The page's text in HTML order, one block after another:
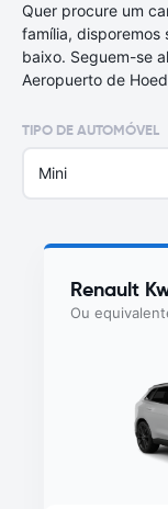
Quer procure um
família, disporemos
baixo. Seguem-se
Aeropuerto de
TIPO DE AUTOMÓVEL
Mini
Renault
Ou